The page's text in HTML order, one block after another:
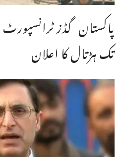
پاکستان گڈز ٹرانسپورٹ
تک ہڑتال کا اعلان